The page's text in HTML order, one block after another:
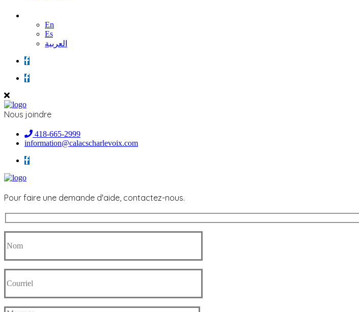
En
Es
العربية
Nous joindre
418-665-2999
information@calacscharlevoix.com
Pour faire une demande d'aide, contactez-nous.